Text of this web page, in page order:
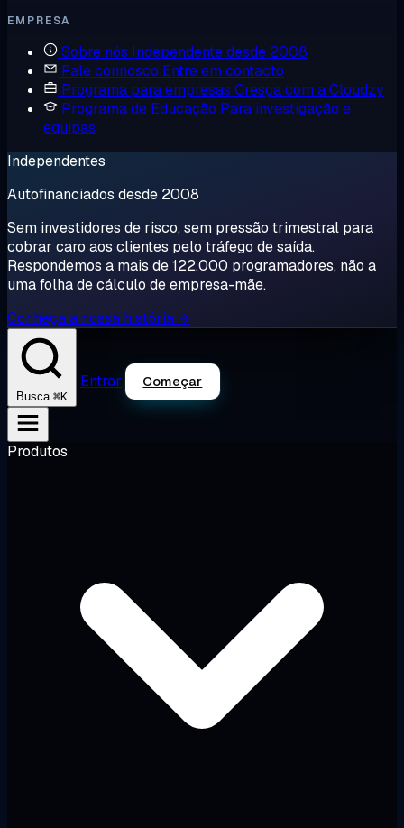
EMPRESA
Sobre nós Independente desde 2008
Fale connosco Entre em contacto
Programa para empresas Cresça com a Cloudzy
Programa de Educação Para investigação e
equipas
Independentes
Autofinanciados desde 2008
Sem investidores de risco, sem pressão trimestral para
cobrar caro aos clientes pelo tráfego de saída.
Respondemos a mais de 122.000 programadores, não a
uma folha de cálculo de empresa-mãe.
Conheça a nossa história →
Busca ⌘K
Entrar Começar
Produtos